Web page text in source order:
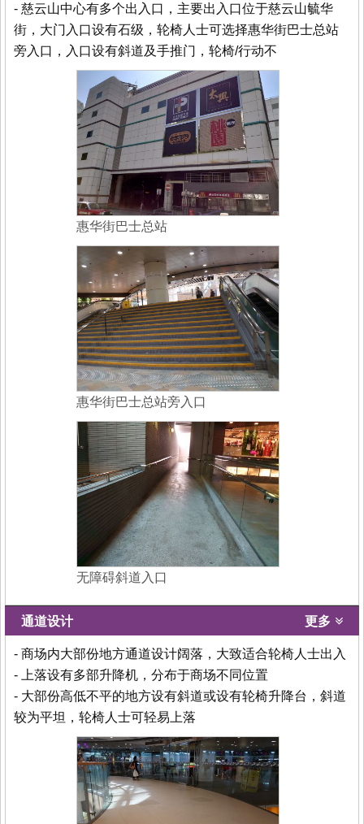
- 慈云山中心有多个出入口，主要出入口位于慈云山毓华
街，大门入口设有石级，轮椅人士可选择惠华街巴士总站
旁入口，入口设有斜道及手推门，轮椅/行动不
惠华街巴士总站
惠华街巴士总站旁入口
无障碍斜道入口
通道设计 更多
- 商场内大部份地方通道设计阔落，大致适合轮椅人士出入
- 上落设有多部升降机，分布于商场不同位置
- 大部份高低不平的地方设有斜道或设有轮椅升降台，斜道
较为平坦，轮椅人士可轻易上落